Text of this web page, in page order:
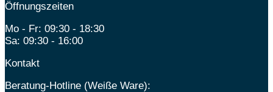
Öffnungszeiten
Mo - Fr: 09:30 - 18:30
Sa: 09:30 - 16:00
Kontakt
Beratung-Hotline (Weiße Ware):